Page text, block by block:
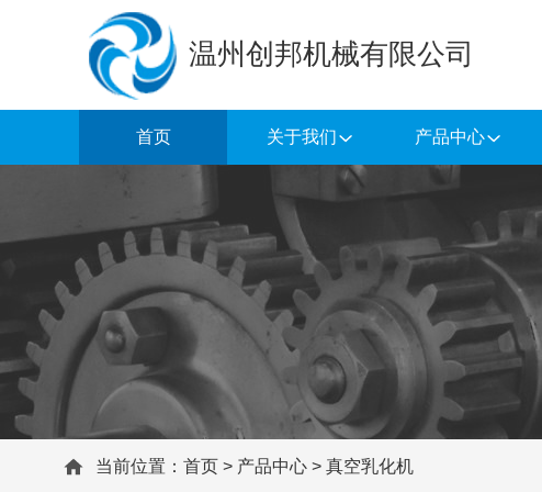
温州创邦机械有限公司
首页 关于我们 产品中心
当前位置： 首页 > 产品中心 > 真空乳化机